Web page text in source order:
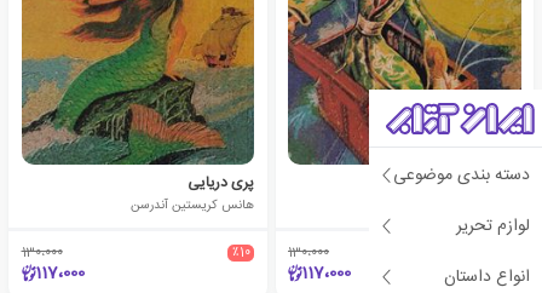
دسته بندی موضوعی
لوازم تحریر
انواع داستان
صندوق پرنده
130،000
117،000
پری دریایی
هانس کریستین آندرسن
٪10 130،000
117،000